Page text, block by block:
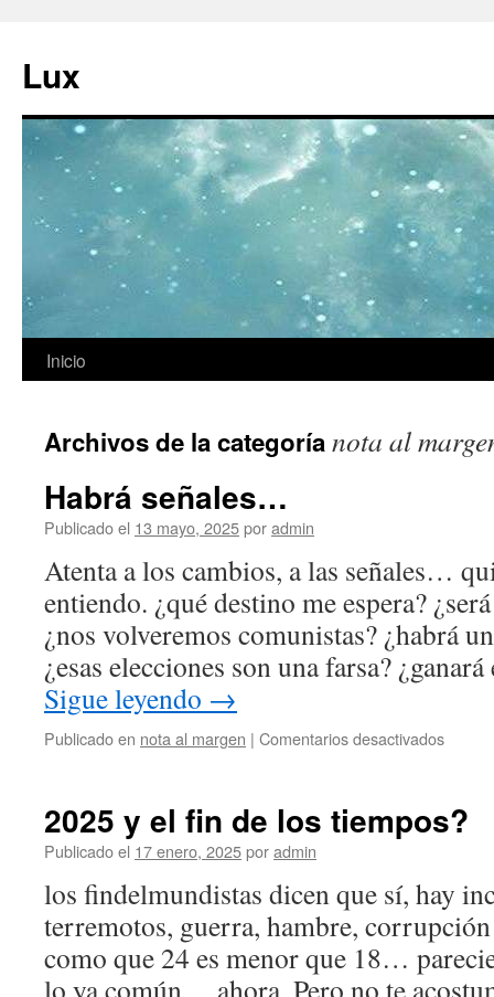
contenido
Lux
Inicio
Archivos de la categoríanota al
Habrá señales…
Publicado el 13 mayo, 2025poradmin
Atenta a los cambios, a las señales…
entiendo. ¿qué destino me espera?
¿nos volveremos comunistas? ¿habrá
¿esas elecciones son una farsa?
Sigue leyendo →
Publicado en nota al margen | Comentarios desactivadosen
2025 y el fin de los tiempos?
Publicado el 17 enero, 2025poradmin
los findelmundistas dicen que sí, hay
terremotos, guerra, hambre, corrupción
como que 24 es menor que 18…
lo ya común… ahora. Pero no te